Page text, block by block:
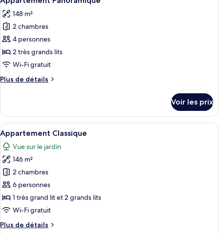
chambre
Studio
Supérieur
toutes
les
photos
pour
ce
type
chambre :
148 m²
2 chambres
4 personnes
2 très grands lits
Wi-Fi gratuit
Plus de détails
Plus
le
type
de
chambre
Appartement
Panoramique
Voir les prix
Afficher
toutes
les
photos
pour
ce
type
de
chambre :
Appartement
Un salon moderne avec un canapé
22
Appartement Classique
Vue sur le jardin
146 m²
2 chambres
6 personnes
1 très grand lit et 2 grands lits
Wi-Fi gratuit
Plus de détails
Plus